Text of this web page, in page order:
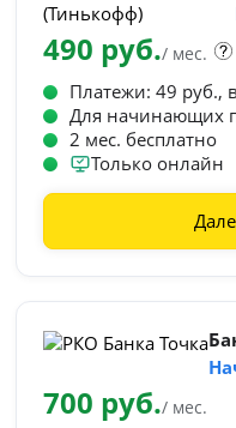
490 руб./ мес.
Платежи: 49 руб.,
Для начинающих
2 мес. бесплатно
Только онлайн
700 руб./ мес.